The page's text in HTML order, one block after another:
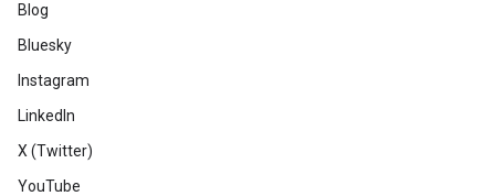
Blog
Bluesky
Instagram
LinkedIn
X (Twitter)
YouTube